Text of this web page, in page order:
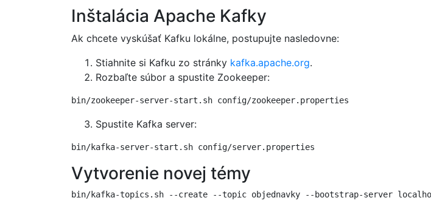
Inštalácia Apache Kafky
Ak chcete vyskúšať Kafku lokálne, postupujte nasledovne:
Stiahnite si Kafku zo stránky kafka.apache.org.
Rozbaľte súbor a spustite Zookeeper:
Spustite Kafka server:
Vytvorenie novej témy